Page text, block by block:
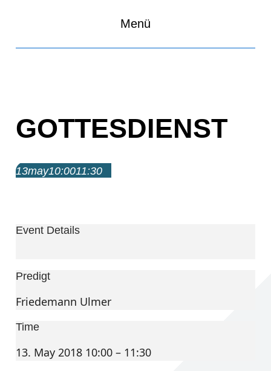
Menü
GOTTESDIENST
13may10:0011:30
Event Details
Predigt
Friedemann Ulmer
Time
13. May 2018 10:00 – 11:30